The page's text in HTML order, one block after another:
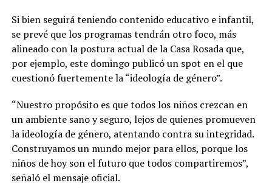
Si bien seguirá teniendo contenido educativo e infantil,
se prevé que los programas tendrán otro foco, más
alineado con la postura actual de la Casa Rosada que,
por ejemplo, este domingo publicó un spot en el que
cuestionó fuertemente la “ideología de género”.
“Nuestro propósito es que todos los niños crezcan en
un ambiente sano y seguro, lejos de quienes promueven
la ideología de género, atentando contra su integridad.
Construyamos un mundo mejor para ellos, porque los
niños de hoy son el futuro que todos compartiremos”,
señaló el mensaje oficial.